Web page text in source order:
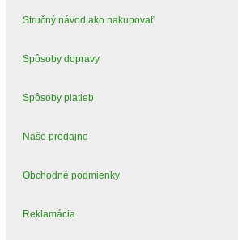
Stručný návod ako nakupovať
Spôsoby dopravy
Spôsoby platieb
Naše predajne
Obchodné podmienky
Reklamácia